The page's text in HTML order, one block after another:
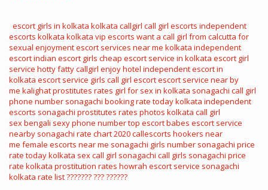
escort girls in kolkata kolkata callgirl call girl escorts independent
escorts kolkata kolkata vip escorts want a call girl from calcutta for
sexual enjoymentescort services near me kolkata independent
escortindian escort girls cheap escort service in kolkata escort girl
service hotty fatty callgirl enjoy hotel independent escort in
kolkata escort service girls call girl escortescort service near by
me kalighat prostitutes rates girl for sex in kolkata sonagachi call girl
phone number sonagachi booking rate todaykolkata independent
escorts sonagachi prostitutes rates photos kolkata call girl
sexbengali sexy phone numbertop escort babes escort service
nearby sonagachi rate chart 2020callescorts hookers near
me female escorts near me sonagachi girls number sonagachi price
rate todaykolkata sex call girl sonagachi call girls sonagachi price
rate kolkata prostitution rates howrah escort service sonagachi
kolkata rate list??????? ??? ??????